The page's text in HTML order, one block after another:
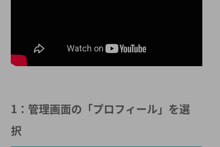
1：管理画面の「プロフィール」を選
択